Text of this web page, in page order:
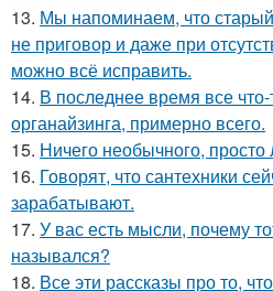
13. Мы напоминаем, что
не приговор и даже при
можно всё исправить.
14. В последнее время все
органайзинга, примерно всего.
15. Ничего необычного, просто
16. Говорят, что сантехники
зарабатывают.
17. У вас есть мысли, почему
назывался?
18. Все эти рассказы про то,